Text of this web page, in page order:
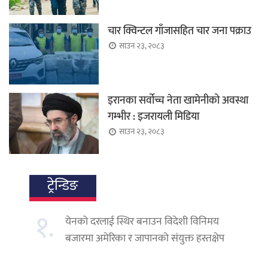
चार क्विन्टल गाँजासहित चार जना पक्राउ
साउन २३, २०८३
इरानका सर्वोच्च नेता खामेनीको अवस्था
गम्भीर : इजरायली मिडिया
साउन २३, २०८३
ट्रेन्डिङ
१.
येनको दरलाई स्थिर बनाउन विदेशी विनिमय
बजारमा अमेरिका र जापानको संयुक्त हस्तक्षेप